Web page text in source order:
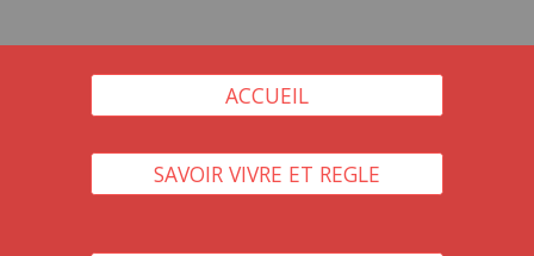
ACCUEIL
SAVOIR VIVRE ET REGLE